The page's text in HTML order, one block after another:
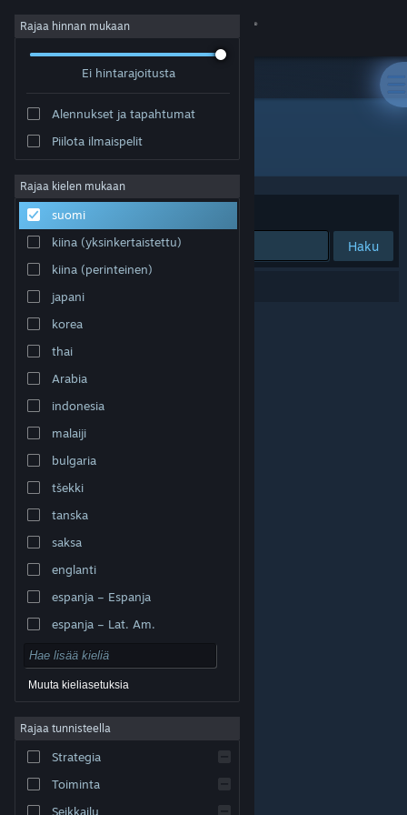
Kirjaudu sisään
Tietoa
Tuki
Vaihda kieli
Hanki Steam-mobiilisovellus
Näytä työpöytäsivusto
© Valve Corporation. Kaikki oikeudet pidätetään. Kaikki
Yhdysvalloissa ja kaikkialla maailmassa.
Helppokäyttötoiminnot
Hyvitykset|Evästeet
Rajaa hinnan mukaan
Ei hintarajoitusta
Alennukset ja tapahtumat
Piilota ilmaispelit
Rajaa kielen mukaan
suomi
kiina (yksinkertaistettu)
kiina (perinteinen)
japani
korea
thai
Arabia
indonesia
malaiji
bulgaria
tšekki
tanska
saksa
englanti
espanja – Espanja
espanja – Lat. Am.
Muuta kieliasetuksia
Rajaa tunnisteella
Strategia
Toiminta
Seikkailu
Julkaisija: freedomgames
Järjestelyperuste
Haku